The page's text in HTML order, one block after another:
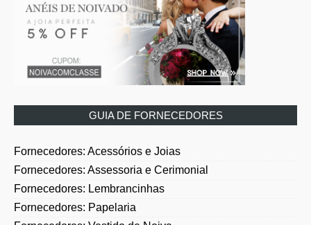
GUIA DE FORNECEDORES
Fornecedores: Acessórios e Joias
Fornecedores: Assessoria e Cerimonial
Fornecedores: Lembrancinhas
Fornecedores: Papelaria